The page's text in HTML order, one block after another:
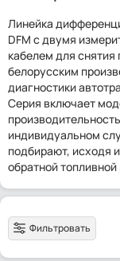
Линейка
DFM с двумя
кабелем для
белорусским
диагностики
Серия включает
индивидуальном
подбирают, исходя
обратной
Фильтровать